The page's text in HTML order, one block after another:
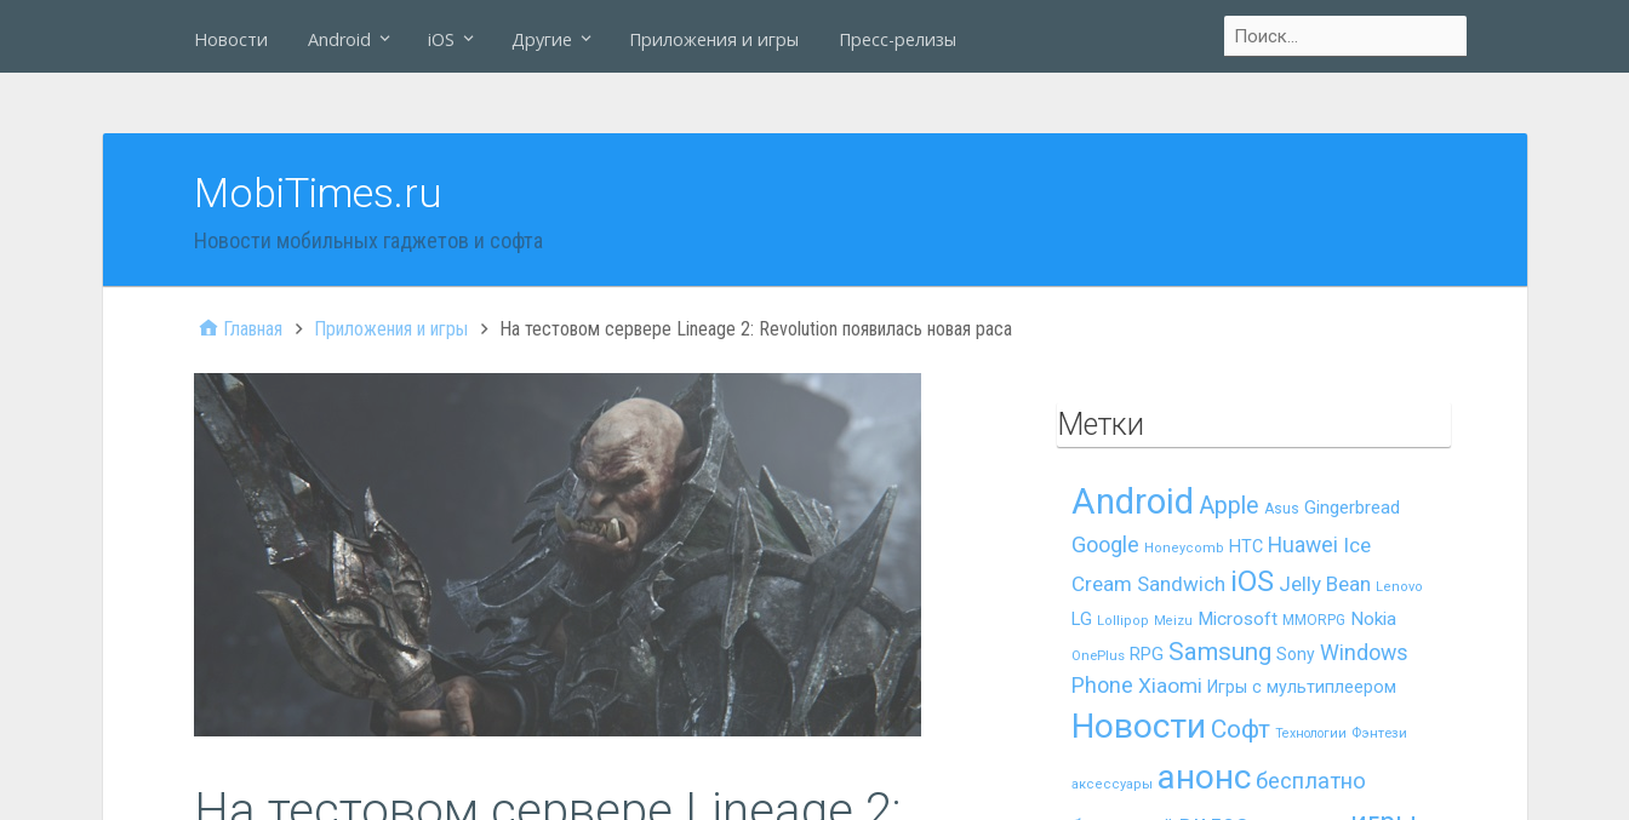
Новости Android iOS Другие Приложения и игры Пресс-релизы
MobiTimes.ru
Новости мобильных гаджетов и софта
Главная Приложения и игры На тестовом сервере Lineage 2: Revolution появилась новая раса
Метки
Android Apple Asus Gingerbread
Google Honeycomb HTC Huawei Ice
Cream Sandwich iOS Jelly Bean Lenovo
LG Lollipop Meizu Microsoft MMORPG Nokia
OnePlus RPG Samsung Sony Windows
Phone Xiaomi Игры с мультиплеером
Новости Софт Технологии Фэнтези
аксессуары анонс бесплатно